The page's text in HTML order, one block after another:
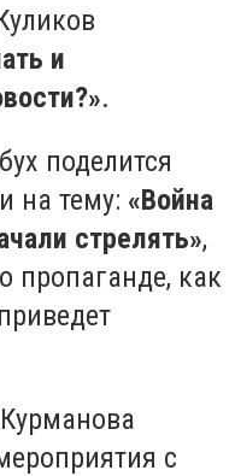
и
.
поделится
на тему: «Война
стрелять»,
пропаганде, как
с